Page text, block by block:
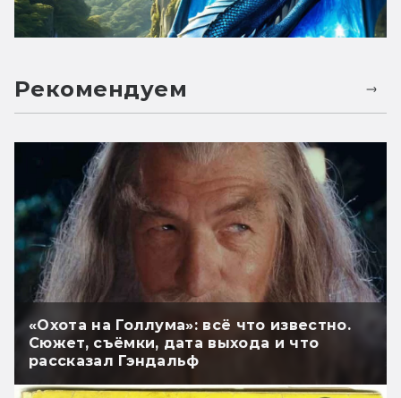
Рекомендуем
«Охота на Голлума»: всё что известно.
Сюжет, съёмки, дата выхода и что
рассказал Гэндальф